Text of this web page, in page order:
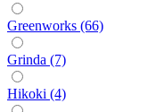
Greenworks (66)
Grinda (7)
Hikoki (4)